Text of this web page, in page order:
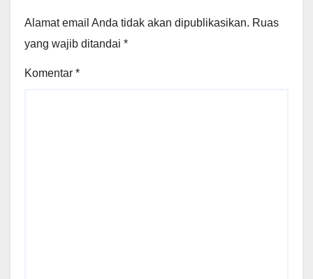
Alamat email Anda tidak akan dipublikasikan. Ruas
yang wajib ditandai *
Komentar *